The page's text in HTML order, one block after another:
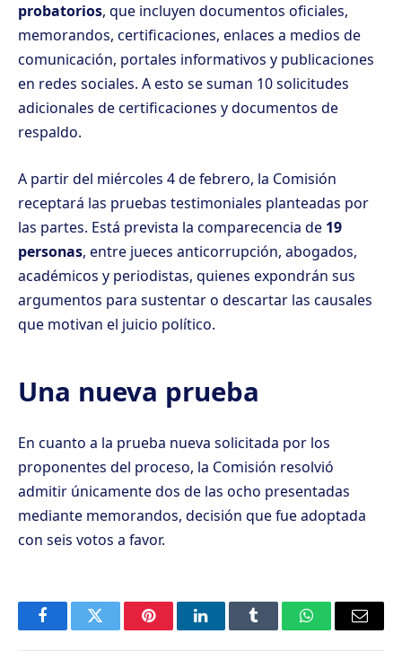
probatorios, que incluyen documentos oficiales,
memorandos, certificaciones, enlaces a medios de
comunicación, portales informativos y publicaciones
en redes sociales. A esto se suman 10 solicitudes
adicionales de certificaciones y documentos de
respaldo.
A partir del miércoles 4 de febrero, la Comisión
receptará las pruebas testimoniales planteadas por
las partes. Está prevista la comparecencia de 19
personas, entre jueces anticorrupción, abogados,
académicos y periodistas, quienes expondrán sus
argumentos para sustentar o descartar las causales
que motivan el juicio político.
Una nueva prueba
En cuanto a la prueba nueva solicitada por los
proponentes del proceso, la Comisión resolvió
admitir únicamente dos de las ocho presentadas
mediante memorandos, decisión que fue adoptada
con seis votos a favor.
FacebookTwitter PinterestLinkedInTumblr WhatsAppEmail